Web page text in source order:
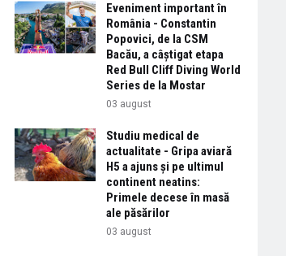
Eveniment important în
România - Constantin
Popovici, de la CSM
Bacău, a câștigat etapa
Red Bull Cliff Diving World
Series de la Mostar
03 august
Studiu medical de
actualitate - Gripa aviară
H5 a ajuns și pe ultimul
continent neatins:
Primele decese în masă
ale păsărilor
03 august